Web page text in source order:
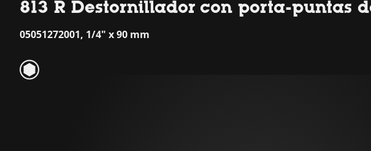
813 R Destornillador con porta-puntas
05051272001, 1/4" x 90 mm